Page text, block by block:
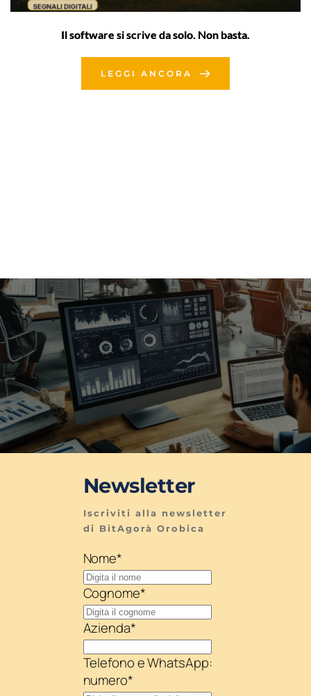
Il software si scrive da solo. Non basta.
LEGGI ANCORA
Newsletter
Iscriviti alla newsletter
di BitAgorà Orobica
Nome*
Cognome*
Azienda*
Telefono e WhatsApp:
numero*